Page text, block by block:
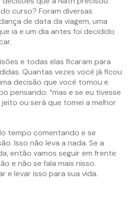
curso? Foram diversas
de data da viagem, uma
ia e um dia antes foi decidido
e todas elas ficaram para
Quantas vezes você já ficou
decisão que você tomou e
pensando: “mas e se eu tivesse
ou será que tomei a melhor
tempo comentando e se
Isso não leva a nada. Se a
então vamos seguir em frente
e não se fala mais nisso.
e levar isso para sua vida.